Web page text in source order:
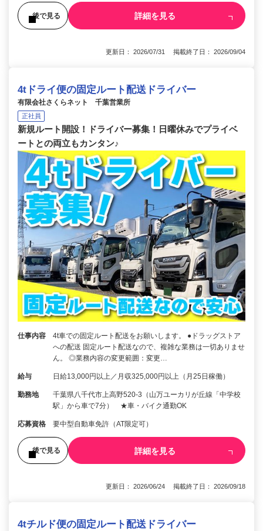
後で見る 詳細を見る
更新日： 2026/07/31 掲載終了日： 2026/09/04
4tドライ便の固定ルート配送ドライバー
有限会社さくらネット 千葉営業所
正社員
新規ルート開設！ドライバー募集！日曜休みでプライベ
ートとの両立もカンタン♪
仕事内容
4t車での固定ルート配送をお願いします。 ●ドラッグストア
への配送 固定ルート配送なので、複雑な業務は一切ありませ
ん。 ◎業務内容の変更範囲：変更…
給与 日給13,000円以上／月収325,000円以上（月25日稼働）
勤務地
千葉県八千代市上高野520-3（山万ユーカリが丘線「中学校
駅」から車で7分） ★車・バイク通勤OK
応募資格 要中型自動車免許（AT限定可）
後で見る 詳細を見る
更新日： 2026/06/24 掲載終了日： 2026/09/18
4tチルド便の固定ルート配送ドライバー